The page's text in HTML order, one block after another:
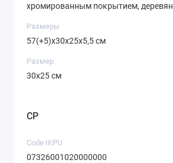
хромированным покрытием,
Размеры
57(+5)х30х25х5,5 см
Размер
30х25 см
CP
Code IKPU
07326001020000000